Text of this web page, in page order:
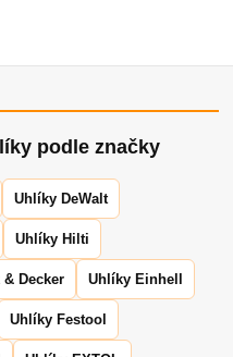
podle značky
Uhlíky DeWalt
Uhlíky Hilti
Decker Uhlíky Einhell
Uhlíky Festool